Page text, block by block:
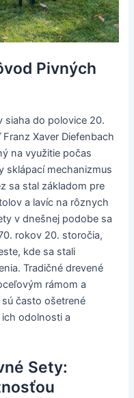
Pivných
siaha do polovice 20.
Xaver Diefenbach
na využitie počas
sklápací mechanizmus
sa stal základom pre
a lavíc na rôznych
v dnešnej podobe sa
rokov 20. storočia,
kde sa stali
Tradičné drevené
rámom a
často ošetrené
odolnosti a
Sety: